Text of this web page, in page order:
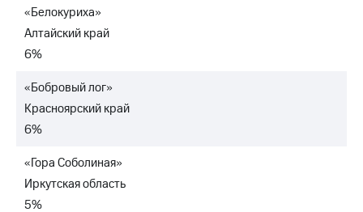
Другое
Регистратор
развитие
деловая этика
На главную
«Белокуриха»
Алтайский край
6%
«Бобровый лог»
Красноярский край
6%
«Гора Соболиная»
Иркутская область
5%